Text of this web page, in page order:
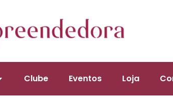
Clube Eventos Loja